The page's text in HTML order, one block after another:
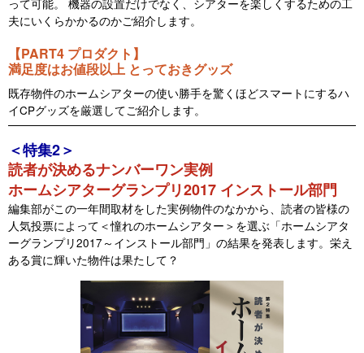
夫にいくらかかるのかご紹介します。
【PART4 プロダクト】
満足度はお値段以上 とっておきグッズ
既存物件のホームシアターの使い勝手を驚くほどスマートにするハ
イCPグッズを厳選してご紹介します。
＜特集2＞
読者が決めるナンバーワン実例
ホームシアターグランプリ2017 インストール部門
編集部がこの一年間取材をした実例物件のなかから、読者の皆様の
人気投票によって＜憧れのホームシアター＞を選ぶ「ホームシアタ
ーグランプリ2017～インストール部門」の結果を発表します。栄え
ある賞に輝いた物件は果たして？